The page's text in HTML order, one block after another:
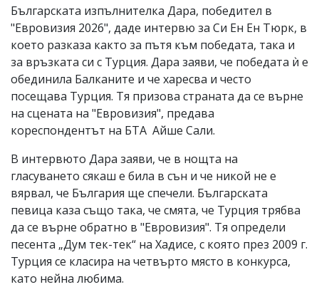
тях!
Ако
откриете
обиден
за
вас
коментар,
моля
сигнализирайте
ни!
Българската изпълнителка Дара, победител в
"Евровизия 2026", даде интервю за Си Ен Ен Тюрк, в
което разказа както за пътя към победата, така и
за връзката си с Турция. Дара заяви, че победата ѝ е
обединила Балканите и че харесва и често
посещава Турция. Тя призова страната да се върне
на сцената на "Евровизия", предава
кореспондентът на БТА Айше Сали.
В интервюто Дара заяви, че в нощта на
гласуването сякаш е била в сън и че никой не е
вярвал, че България ще спечели. Българската
певица каза също така, че смята, че Турция трябва
да се върне обратно в "Евровизия". Тя определи
песента „Дум тек-тек“ на Хадисе, с която през 2009 г.
Турция се класира на четвърто място в конкурса,
като нейна любима.